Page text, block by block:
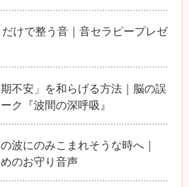
だけで整う音｜音セラピープレゼ
不安」を和らげる方法｜脳の誤
ク『波間の深呼吸』
波にのみこまれそうな時へ｜
のお守り音声